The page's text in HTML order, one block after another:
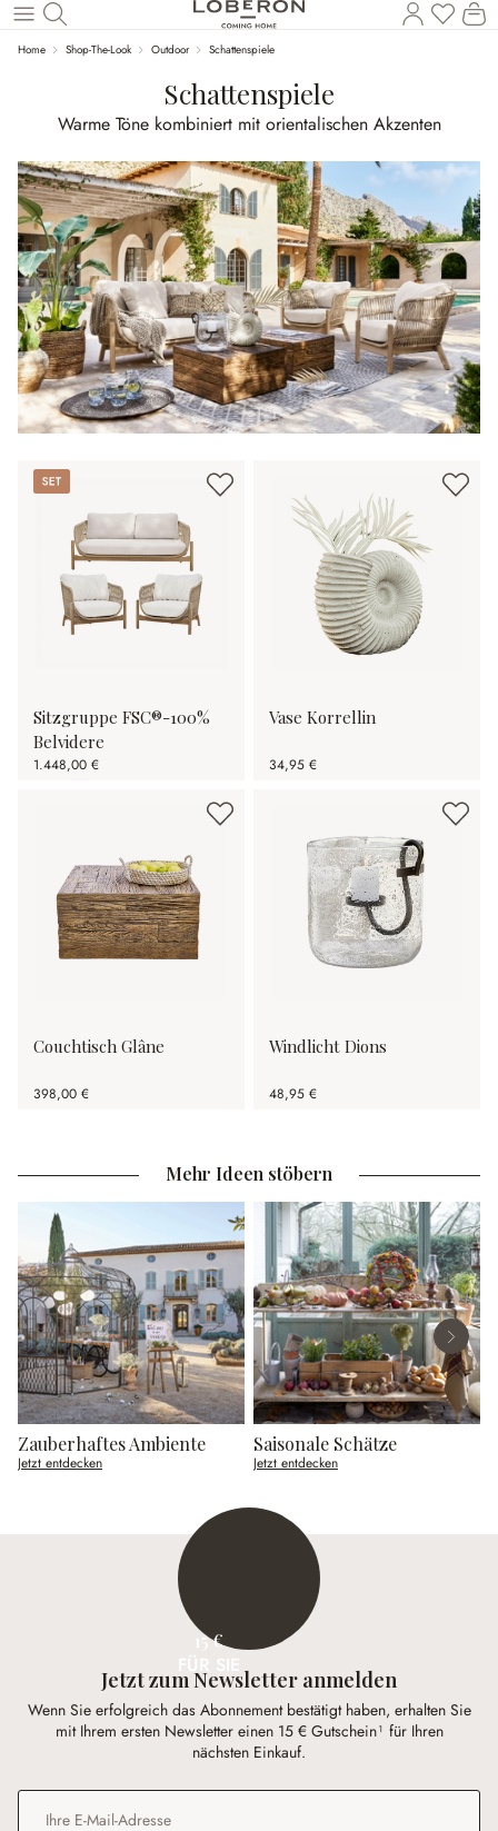
Zum Hauptinhalt springen
Du
Home Shop-The-Look Outdoor Schattenspiele
Schattenspiele
Warme Töne kombiniert mit orientalischen Akzenten
Set
Sitzgruppe FSC®-100%
Belvidere
1.448,00 €
Vase Korrellin
34,95 €
Couchtisch Glâne
398,00 €
Windlicht Dions
48,95 €
Mehr Ideen stöbern
Zauberhaftes Ambiente
Jetzt entdecken
Saisonale Schätze
Jetzt entdecken
15 €
Jetzt zum Newsletter anmelden
Wenn Sie erfolgreich das Abonnement bestätigt haben, erhalten Sie
mit Ihrem ersten Newsletter einen 15 € Gutschein¹ für Ihren
nächsten Einkauf.
E-Mail-Adresse